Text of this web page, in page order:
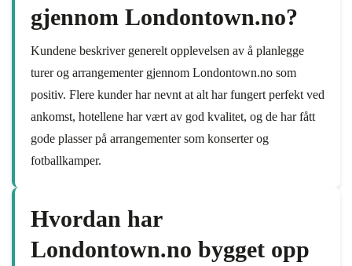
gjennom Londontown.no?
Kundene beskriver generelt opplevelsen av å planlegge
turer og arrangementer gjennom Londontown.no som
positiv. Flere kunder har nevnt at alt har fungert perfekt ved
ankomst, hotellene har vært av god kvalitet, og de har fått
gode plasser på arrangementer som konserter og
fotballkamper.
Hvordan har
Londontown.no bygget opp